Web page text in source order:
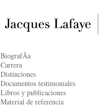
BiografÃ­a
Carrera
Distinciones
Documentos testimoniales
Libros y publicaciones
Material de referencia